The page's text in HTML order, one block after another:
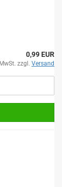
0,99 EUR
zzgl. Versand